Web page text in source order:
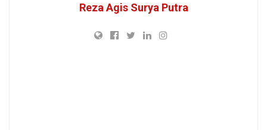
Reza Agis Surya Putra